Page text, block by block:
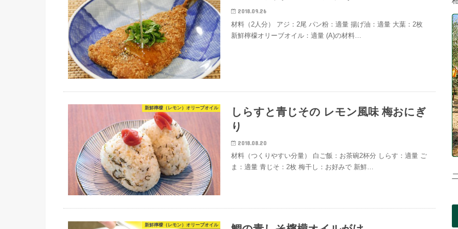
2018.09.26
材料（2人分） アジ：2尾 パン粉：適量 揚げ油：適量 大葉：2枚
新鮮檸檬オリーブオイル：適量 (A)の材料…
新鮮檸檬（レモン）オリーブオイル
しらすと青じその レモン風味 梅おにぎ
り
2018.08.20
材料（つくりやすい分量） 白ご飯：お茶碗2杯分 しらす：適量 ご
ま：適量 青じそ：2枚 梅干し：お好みで 新鮮…
新鮮檸檬（レモン）オリーブオイル